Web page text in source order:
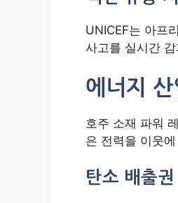
UNICEF는 아프
사고를 실시간
에너지
호주 소재 파워
은 전력을 이웃
탄소 배출